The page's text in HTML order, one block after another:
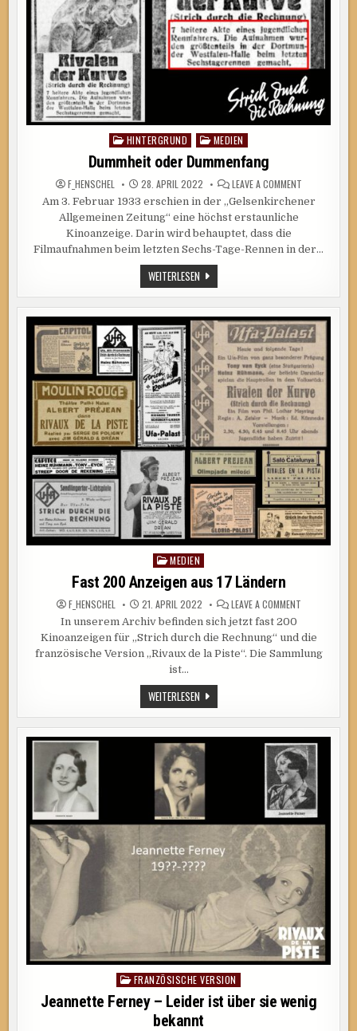
Posted
in
HINTERGRUND MEDIEN
Dummheit oder Dummenfang
F_HENSCHEL 28. APRIL 2022 LEAVE A COMMENTON
ODER
Am 3. Februar 1933 erschien in der „Gelsenkirchener
Allgemeinen Zeitung“ eine höchst erstaunliche
Kinoanzeige. Darin wird behauptet, dass die
Filmaufnahmen beim letzten Sechs-Tage-Rennen in der…
WEITERLESENDUMMHEIT
ODER
DUMMENFANG
Posted
in
MEDIEN
Fast 200 Anzeigen aus 17 Ländern
F_HENSCHEL 21. APRIL 2022 LEAVE A COMMENTON
ANZEIGEN
AUS
17
LÄNDERN
In unserem Archiv befinden sich jetzt fast 200
Kinoanzeigen für „Strich durch die Rechnung“ und die
französische Version „Rivaux de la Piste“. Die Sammlung
ist…
WEITERLESENFAST
200
ANZEIGEN
AUS
17
LÄNDERN
Posted
FRANZÖSISCHE VERSION
Jeannette Ferney – Leider ist über sie wenig
bekannt